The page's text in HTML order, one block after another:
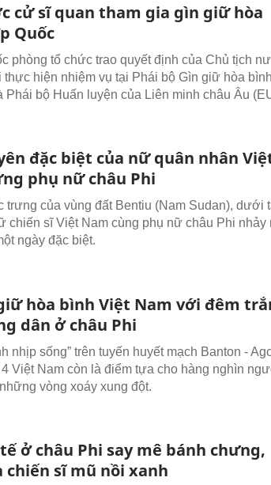
cử sĩ quan tham gia gìn giữ hòa
Quốc
phòng tổ chức trao quyết định của Chủ tịch
thực hiện nhiệm vụ tại Phái bộ Gìn giữ hòa bình
Phái bộ Huấn luyện của Liên minh châu Âu
đặc biệt của nữ quân nhân
phụ nữ châu Phi
trưng của vùng đất Bentiu (Nam Sudan), dưới
chiến sĩ Việt Nam cùng phụ nữ châu Phi nhảy
ngày đặc biệt.
hòa bình Việt Nam với đêm
dân ở châu Phi
nhịp sống” trên tuyến huyết mạch Banton -
Việt Nam còn là điểm tựa cho hàng nghìn
vòng xoáy xung đột.
ở châu Phi say mê bánh chưng,
chiến sĩ mũ nồi xanh